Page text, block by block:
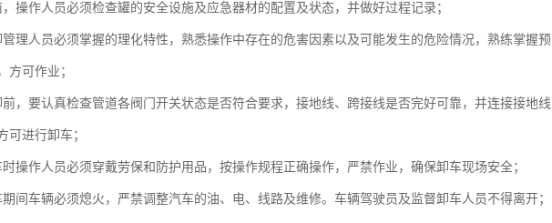
，操作人员必须检查罐的安全设施及应急器材的配置及状态，并做好过程记录；
管理人员必须掌握的理化特性，熟悉操作中存在的危害因素以及可能发生的危险情况，熟练掌握
方可作业；
前，要认真检查管道各阀门开关状态是否符合要求，接地线、跨接线是否完好可靠，并连接接地
可进行卸车；
操作人员必须穿戴劳保和防护用品，按操作规程正确操作，严禁作业，确保卸车现场安全；
间车辆必须熄火，严禁调整汽车的油、电、线路及维修。车辆驾驶员及监督卸车人员不得离开；